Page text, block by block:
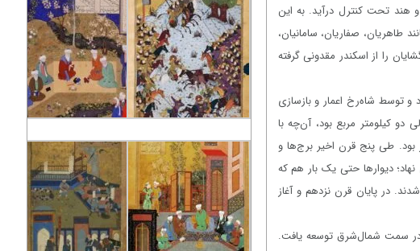
و هند تحت کنترل درآید. به این
صفاریان، سامانیان،
را از اسکندر مقدونی گرفته
و توسط شاه‌رخ اعمار و بازسازی
کیلومتر مربع بود، آن‌چه با
طی پنج قرن اخیر برج‌ها و
دیوارها حتی یک بار هم که
در پایان قرن نزدهم و آغاز
آن در سال ۱۹۳۲م. آغاز گشت. شهر در سمت شمال‌شرق توسعه یافت.